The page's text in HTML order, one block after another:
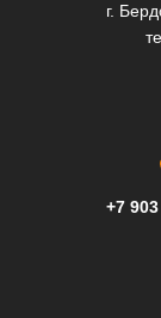
г.
+7